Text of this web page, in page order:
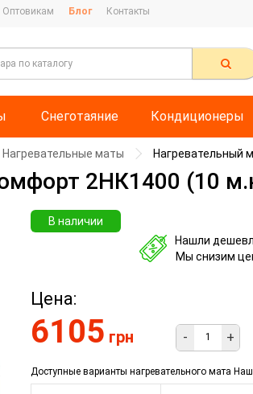
Оптовикам Блог Контакты
Снеготаяние Кондиционеры
Нагревательные маты Нагревательный
2НК1400 (10
В наличии
Нашли
Мы снизим
Цена:
6105 грн - +
Доступные варианты нагревательного мата